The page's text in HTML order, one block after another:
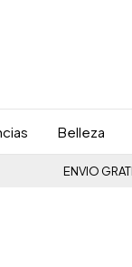
Belleza
ENVIO